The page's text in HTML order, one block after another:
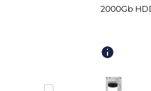
2000Gb